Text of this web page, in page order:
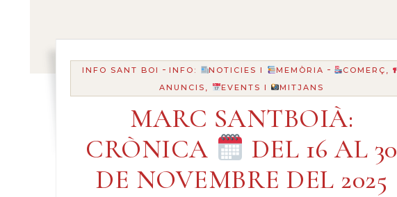
INFO SANT BOI - INFO: NOTICIES I MEMÒRIA -
COMERÇ,
ANUNCIS,
EVENTS I MITJANS
MARC SANTBOIÀ:
CRÒNICA
DEL 16 AL 30
DE NOVEMBRE DEL 2025